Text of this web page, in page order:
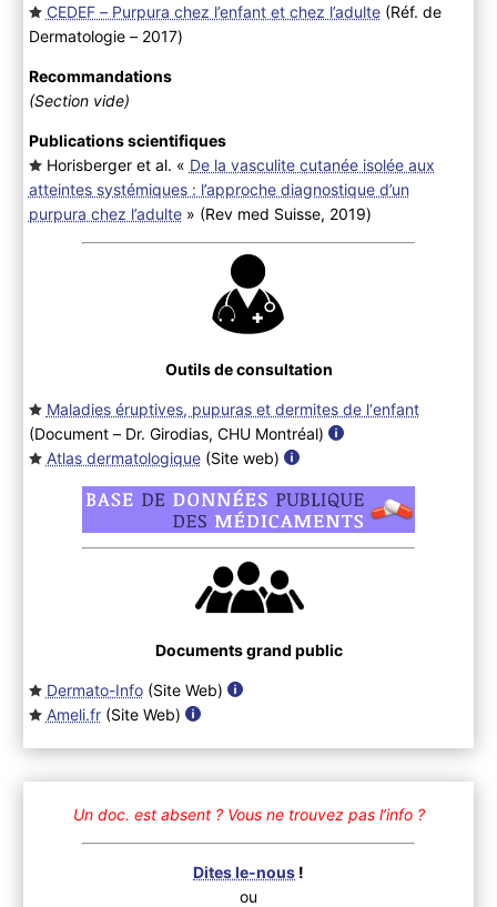
CEDEF – Purpura chez l’enfant et chez l’adulte(Réf. de
Dermatologie – 2017)
Recommandations
(Section vide)
Publications scientifiques
Horisberger et al. « De la vasculite cutanée isolée aux
atteintes systémiques : l’approche diagnostique d’un
purpura chez l’adulte» (Rev med Suisse, 2019)
Outils de consultation
Maladies éruptives, pupuras et dermites de l‘enfant
(Document – Dr. Girodias, CHU Montréal)
Atlas dermatologique(Site web)
Documents grand public
Dermato-Info(Site Web)
Ameli.fr(Site Web)
Un doc. est absent ? Vous ne trouvez pas l’info ?
Dites le-nous !
ou